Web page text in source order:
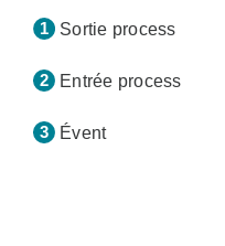
Sortie process
Entrée process
Évent